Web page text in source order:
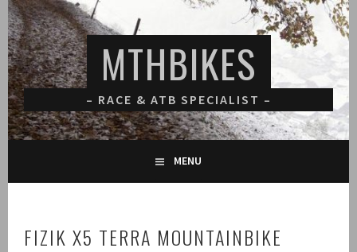
Spring
naar
inhoud
MTHBIKES
– RACE & ATB SPECIALIST –
MENU
FIZIK X5 TERRA MOUNTAINBIKE